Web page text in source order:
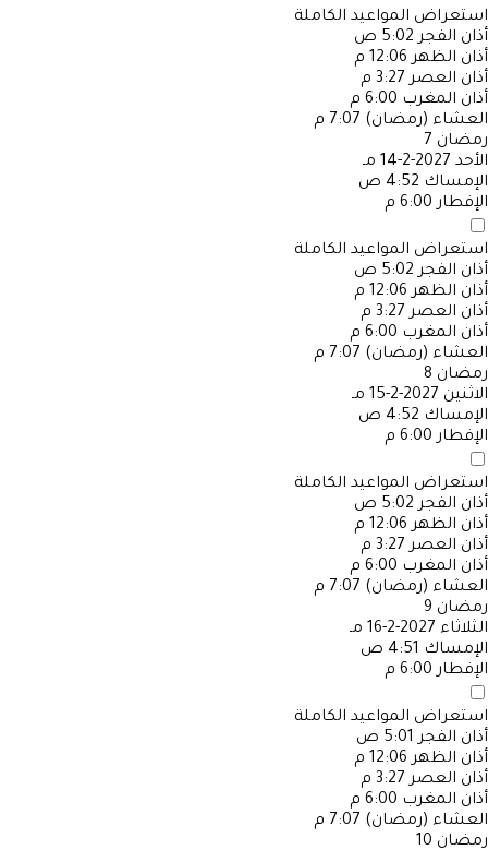
استعراض المواعيد الكاملة
أذان الفجر 5:02 ص
أذان الظهر 12:06 م
أذان العصر 3:27 م
أذان المغرب 6:00 م
العشاء (رمضان) 7:07 م
رمضان 7
الأحد 2027-2-14 مـ
الإمساك 4:52 ص
الإفطار 6:00 م
استعراض المواعيد الكاملة
أذان الفجر 5:02 ص
أذان الظهر 12:06 م
أذان العصر 3:27 م
أذان المغرب 6:00 م
العشاء (رمضان) 7:07 م
رمضان 8
الاثنين 2027-2-15 مـ
الإمساك 4:52 ص
الإفطار 6:00 م
استعراض المواعيد الكاملة
أذان الفجر 5:02 ص
أذان الظهر 12:06 م
أذان العصر 3:27 م
أذان المغرب 6:00 م
العشاء (رمضان) 7:07 م
رمضان 9
الثلاثاء 2027-2-16 مـ
الإمساك 4:51 ص
الإفطار 6:00 م
استعراض المواعيد الكاملة
أذان الفجر 5:01 ص
أذان الظهر 12:06 م
أذان العصر 3:27 م
أذان المغرب 6:00 م
العشاء (رمضان) 7:07 م
رمضان 10